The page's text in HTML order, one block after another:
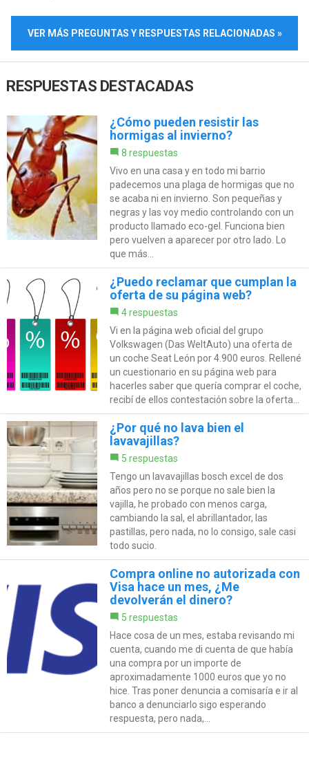
VER MÁS PREGUNTAS Y RESPUESTAS RELACIONADAS »
RESPUESTAS DESTACADAS
¿Cómo pueden resistir las
hormigas al invierno?
8 respuestas
Vivo en una casa y en todo mi barrio
padecemos una plaga de hormigas que no
se acaba ni en invierno. Son pequeñas y
negras y las voy medio controlando con un
producto llamado eco-gel. Funciona bien
pero vuelven a aparecer por otro lado. Lo
que más...
¿Puedo reclamar que cumplan la
oferta de su página web?
4 respuestas
Vi en la página web oficial del grupo
Volkswagen (Das WeltAuto) una oferta de
un coche Seat León por 4.900 euros. Rellené
un cuestionario en su página web para
hacerles saber que quería comprar el coche,
recibí de ellos contestación sobre la oferta...
¿Por qué no lava bien el
lavavajillas?
5 respuestas
Tengo un lavavajillas bosch excel de dos
años pero no se porque no sale bien la
vajilla, he probado con menos carga,
cambiando la sal, el abrillantador, las
pastillas, pero nada, no lo consigo, sale casi
todo sucio.
Compra online no autorizada con
Visa hace un mes, ¿Me
devolverán el dinero?
5 respuestas
Hace cosa de un mes, estaba revisando mi
cuenta, cuando me di cuenta de que había
una compra por un importe de
aproximadamente 1000 euros que yo no
hice. Tras poner denuncia a comisaría e ir al
banco a denunciarlo sigo esperando
respuesta, pero nada,...